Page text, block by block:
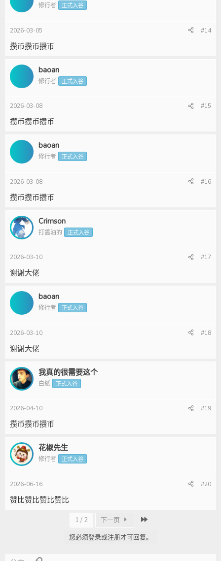
修行者 正式入谷
2026-03-05 #14
攒币攒币攒币
baoan
修行者 正式入谷
2026-03-08 #15
攒币攒币攒币
baoan
修行者 正式入谷
2026-03-08 #16
攒币攒币攒币
Crimson
打醬油的 正式入谷
2026-03-10 #17
谢谢大佬
baoan
修行者 正式入谷
2026-03-10 #18
谢谢大佬
我真的很需要这个
白紙 正式入谷
2026-04-10 #19
攒币攒币攒币
花椒先生
修行者 正式入谷
2026-06-16 #20
赞比赞比赞比赞比
1 / 2 下一页
您必须登录或注册才可回复。